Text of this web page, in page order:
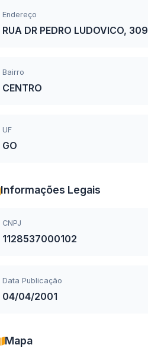
Endereço
RUA DR PEDRO LUDOVICO, 309
Bairro
CENTRO
UF
GO
Informações Legais
CNPJ
1128537000102
Data Publicação
04/04/2001
Mapa